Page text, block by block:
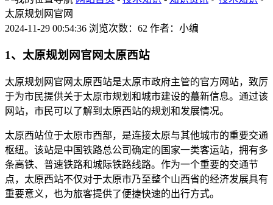
太原规划网官网
2024-11-29 00:54:36 浏览次数：62 作者：小编
1、太原规划网官网太原西站
太原规划网官网太原西站是太原市政府主管的官方网站，致厉
于为市民提供关于太原市规划和城市建设的蕞新信息。通过该
网站，市民可以了解到太原西站的规划和发展情况。
太原西站位于太原市西部，是连接太原与其他城市的重要交通
枢纽。该站是中国铁路总公司确定的国家一类客运站，拥有多
条高铁、普速铁路和城际铁路线路。作为一个重要的交通节
点，太原西站不仅对于太原市乃至整个山西省的经济发展具有
重要意义，也为旅客提供了便捷快速的出行方式。